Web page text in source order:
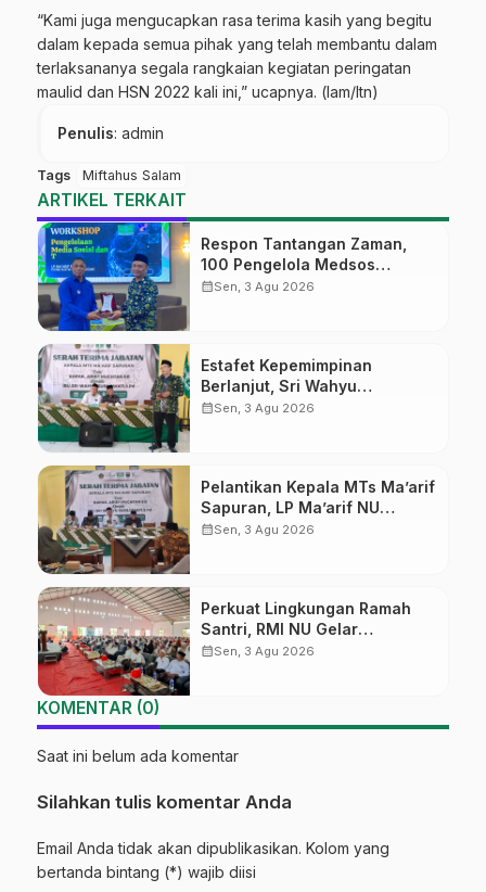
“Kami juga mengucapkan rasa terima kasih yang begitu
dalam kepada semua pihak yang telah membantu dalam
terlaksananya segala rangkaian kegiatan peringatan
maulid dan HSN 2022 kali ini,” ucapnya. (lam/ltn)
Penulis: admin
Tags Miftahus Salam
ARTIKEL TERKAIT
Respon Tantangan Zaman,
100 Pengelola Medsos
Sekolah Ma’arif Pekalongan
calendar_monthSen, 3 Agu 2026
Estafet Kepemimpinan
Berlanjut, Sri Wahyu
Susilowati Resmi Pimpin MTs
calendar_monthSen, 3 Agu 2026
Pelantikan Kepala MTs Ma’arif
Sapuran, LP Ma’arif NU
Wonosobo Tekankan Lima
calendar_monthSen, 3 Agu 2026
Perkuat Lingkungan Ramah
Santri, RMI NU Gelar
‘Sambang Pesantren’ di Pati
calendar_monthSen, 3 Agu 2026
KOMENTAR (0)
Saat ini belum ada komentar
Silahkan tulis komentar Anda
Email Anda tidak akan dipublikasikan. Kolom yang
bertanda bintang (*) wajib diisi